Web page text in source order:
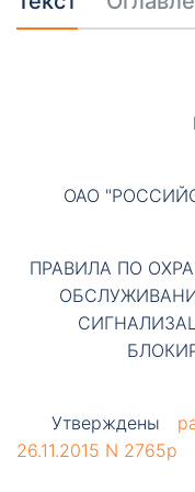
ОАО
ПРАВИЛА ПО
Утверждены
26.11.2015 N 2765р